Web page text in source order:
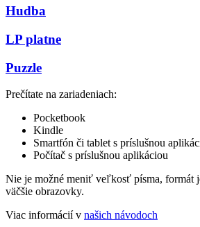
Hudba
LP platne
Puzzle
Prečítate na zariadeniach:
Pocketbook
Kindle
Smartfón či tablet s príslušnou
Počítač s príslušnou aplikáciou
Nie je možné meniť veľkosť písma, formát
väčšie obrazovky.
Viac informácií v našich návodoch